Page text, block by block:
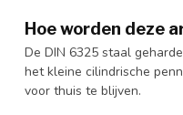
Hoe worden deze
De DIN 6325 staal
het kleine cilindrische
voor thuis te blijven.